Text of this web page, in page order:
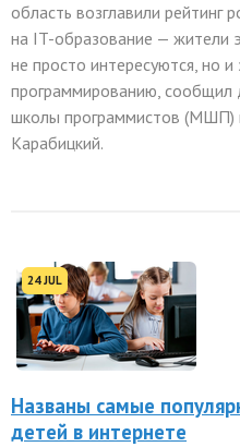
область возглавили рейтинг
на IT-образование — жители
не просто интересуются, но
программированию, сообщил
школы программистов (МШП)
Карабицкий.
24 JUL
Названы самые
детей в интернете